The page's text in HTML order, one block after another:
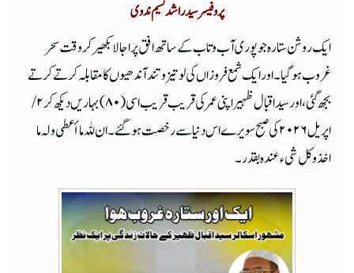
پروفیسر سید راشد نسیم ندوی
ایک روشن ستارہ جو پوری آب وتاب کے ساتھ افق پر اجالا بکھیر کر وقت سحر
غروب ہو گیا ۔ اور ایک شمع فروزاں کی لو تیز و تند آندھیوں کا مقابلہ کرتے کرتے
بجھ گئی، اور سید اقبال ظہیر اپنی عمر کی قریب قریب اسی (۸۰) بہاریں دیکھ کر۲/
اپریل ۲۰۲۶ کی صبح سویرے اس دنیا سے رخصت ہوگئے ۔ ان للہ ما أعطی ولہ ما
اخذ و کل شیء عندہ بقدر ۔